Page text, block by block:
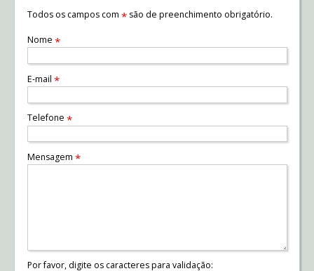
Todos os campos com *são de preenchimento obrigatório.
Nome *
E-mail *
Telefone *
Mensagem *
Por favor, digite os caracteres para validação: